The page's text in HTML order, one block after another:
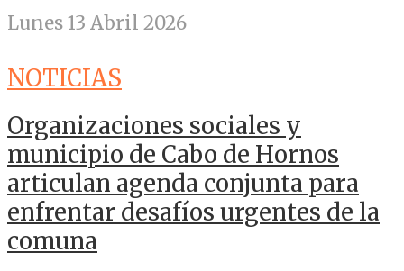
Lunes 13 Abril 2026
NOTICIAS
Organizaciones sociales y
municipio de Cabo de Hornos
articulan agenda conjunta para
enfrentar desafíos urgentes de la
comuna